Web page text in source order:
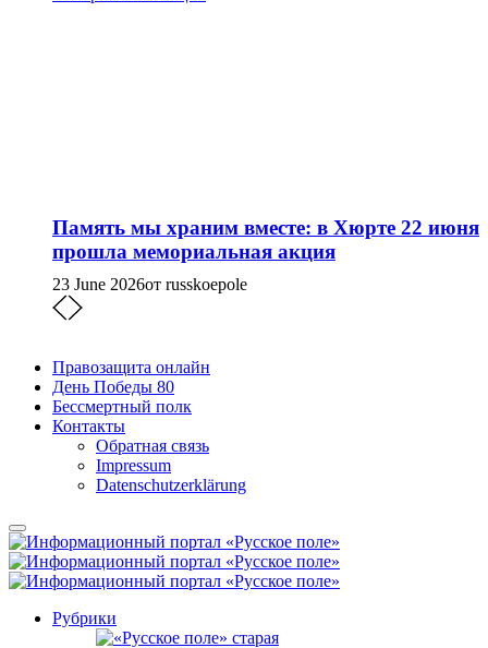
Память мы храним вместе: в Хюрте 22 июня
прошла мемориальная акция
23 June 2026от russkoepole
Правозащита онлайн
День Победы 80
Бессмертный полк
Контакты
Обратная связь
Impressum
Datenschutzerklärung
Рубрики